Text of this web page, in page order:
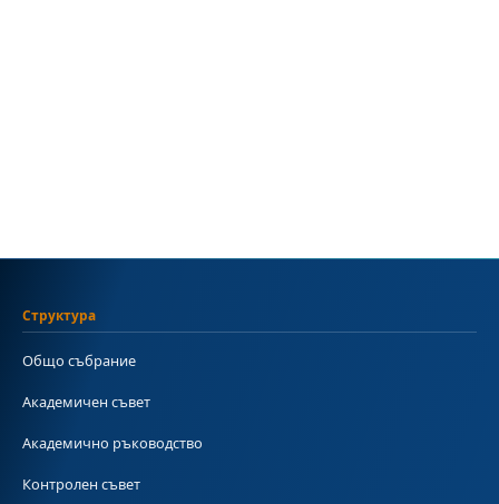
Структура
Общо събрание
Академичен съвет
Академично ръководство
Контролен съвет